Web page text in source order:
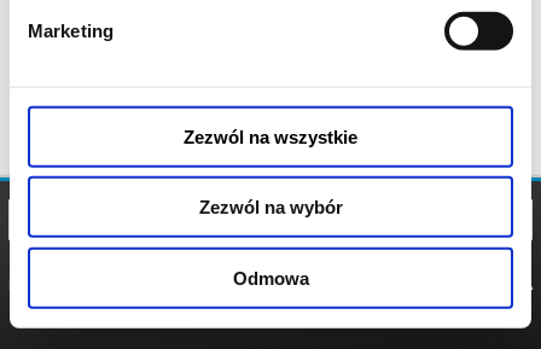
Marketing
Zezwól na wszystkie
Zezwól na wybór
Odmowa
POLITYKA
POLITYKA